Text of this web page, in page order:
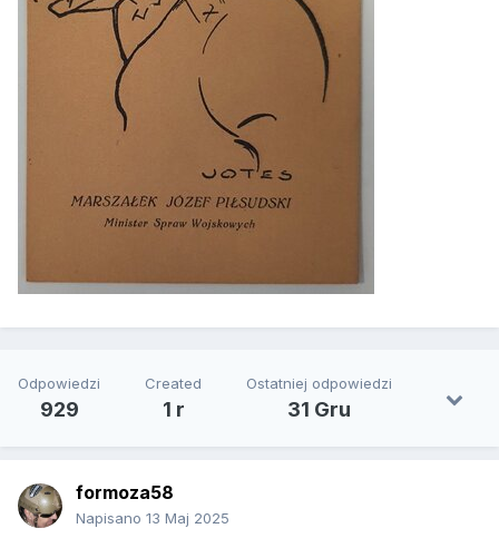
Odpowiedzi
929
Created
1 r
Ostatniej odpowiedzi
31 Gru
formoza58
Napisano 13 Maj 2025